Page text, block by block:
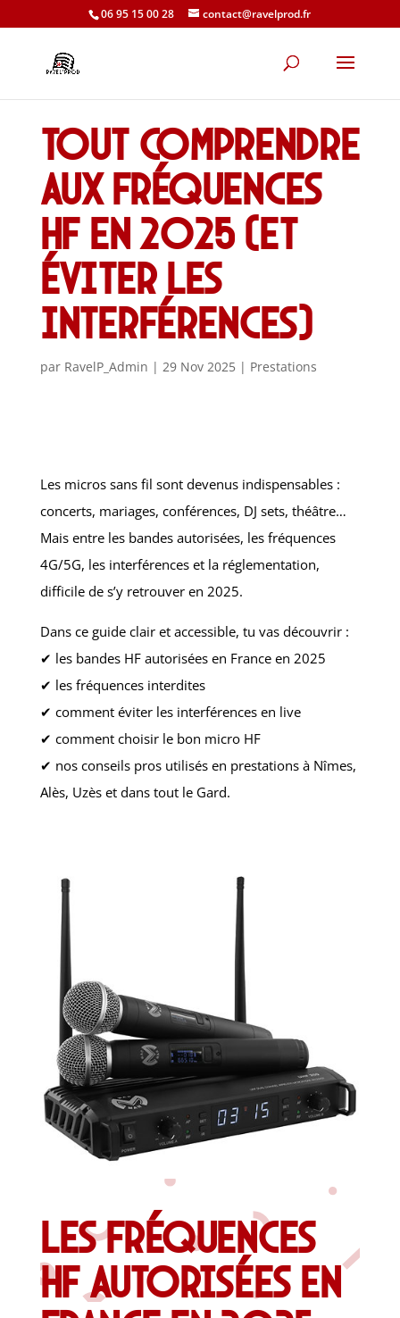
06 95 15 00 28 contact@ravelprod.fr
Tout comprendre
aux fréquences
HF en 2025 (et
éviter les
interférences)
par RavelP_Admin | 29 Nov 2025| Prestations
Les micros sans fil sont devenus indispensables :
concerts, mariages, conférences, DJ sets, théâtre…
Mais entre les bandes autorisées, les fréquences
4G/5G, les interférences et la réglementation,
difficile de s’y retrouver en 2025.
Dans ce guide clair et accessible, tu vas découvrir :
✔ les bandes HF autorisées en France en 2025
✔ les fréquences interdites
✔ comment éviter les interférences en live
✔ comment choisir le bon micro HF
✔ nos conseils pros utilisés en prestations à Nîmes,
Alès, Uzès et dans tout le Gard.
Les fréquences
HF autorisées en